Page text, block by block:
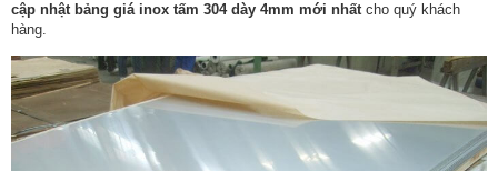
cập nhật bảng giá inox tấm 304 dày 4mm mới nhất cho quý khách
hàng.